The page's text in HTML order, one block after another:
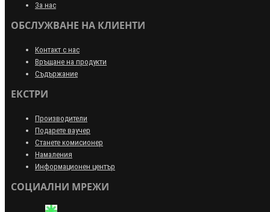
За нас
ОБСЛУЖВАНЕ НА КЛИЕНТИ
Контакт с нас
Връщане на продукти
Съдържание
ЕКСТРИ
Производители
Подарете ваучер
Станете комисионер
Намаления
Информационен център
СОЦИАЛНИ МРЕЖИ